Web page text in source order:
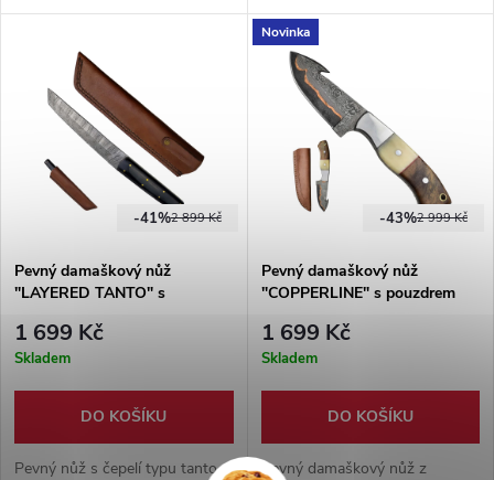
je pevné, kožené pouzdro s
ale i v outdooru. Dobrý nůž,
jehož součástí je i pevné
kožené pouzdro.
2 899 Kč
-41%
Pevný damaškový nůž
"LAYERED TANTO" s
1 699 Kč
Skladem
DO KOŠÍKU
Pevný nůž s čepelí typu tanto z
Novinka
2 999 Kč
-43%
Pevný damaškový nůž
"COPPERLINE" s pouzdrem
1 699 Kč
Skladem
DO KOŠÍKU
Pevný damaškový nůž z